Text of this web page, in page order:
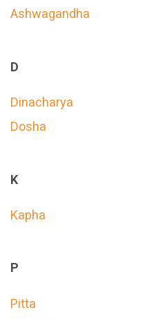
Ashwagandha
D
Dinacharya
Dosha
K
Kapha
P
Pitta